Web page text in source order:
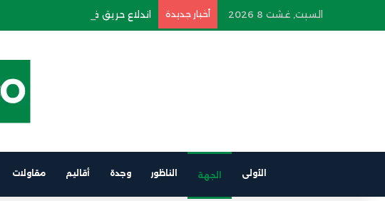
السبت, غشت 8 2026 أخبار جديدة اندلاع حريق في سيارة كهربائية على
الأولى الجهة الناظور وجدة أقاليم مقاولات